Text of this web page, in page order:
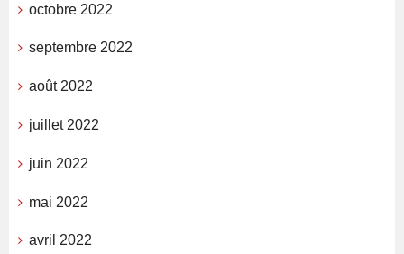
octobre 2022
septembre 2022
août 2022
juillet 2022
juin 2022
mai 2022
avril 2022